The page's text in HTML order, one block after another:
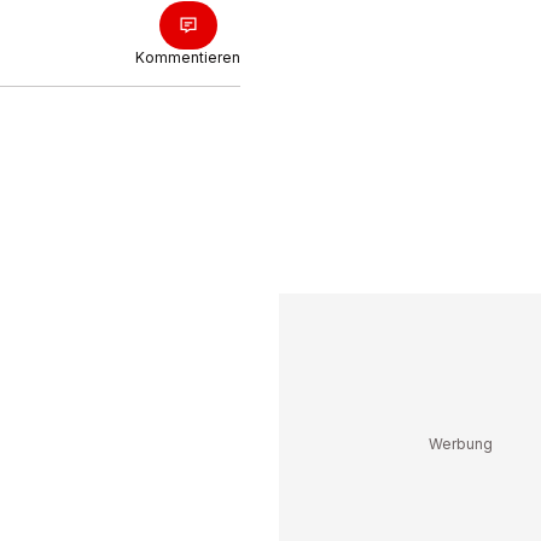
Kommentieren